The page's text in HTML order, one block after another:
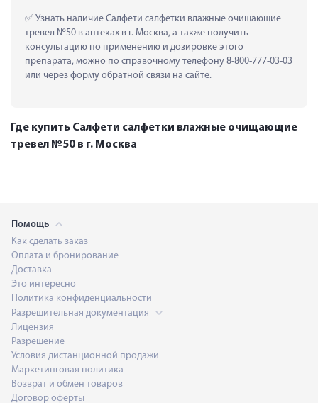
Узнать наличие Салфети салфетки влажные очищающие
тревел №50 в аптеках в г. Москва, а также получить
консультацию по применению и дозировке этого
препарата, можно по справочному телефону 8-800-777-03-03
или через форму обратной связи на сайте.
Где купить Салфети салфетки влажные очищающие
тревел №50 в г. Москва
Помощь
Как сделать заказ
Оплата и бронирование
Доставка
Это интересно
Политика конфиденциальности
Разрешительная документация
Лицензия
Разрешение
Условия дистанционной продажи
Маркетинговая политика
Возврат и обмен товаров
Договор оферты